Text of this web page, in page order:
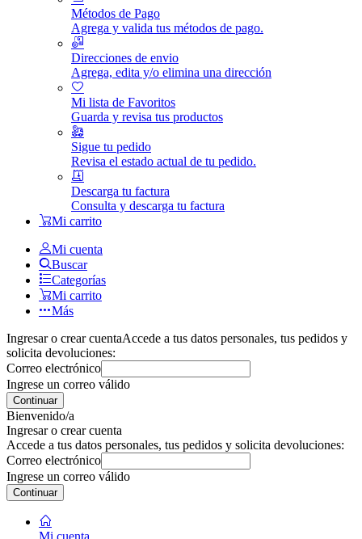
Métodos de Pago
Agrega y valida tus métodos de pago.
Direcciones de envio
Agrega, edita y/o elimina una dirección
Mi lista de Favoritos
Guarda y revisa tus productos
Sigue tu pedido
Revisa el estado actual de tu pedido.
Descarga tu factura
Consulta y descarga tu factura
Mi carrito
Mi cuenta
Buscar
Categorías
Mi carrito
Más
Ingresar o crear cuentaAccede a tus datos personales, tus pedidos y
solicita devoluciones:
Correo electrónico
Ingrese un correo válido
Continuar
Bienvenido/a
Ingresar o crear cuenta
Accede a tus datos personales, tus pedidos y solicita devoluciones:
Correo electrónico
Ingrese un correo válido
Continuar
Mi cuenta